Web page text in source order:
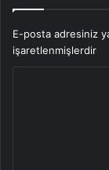
E-posta adresiniz
işaretlenmişlerdir